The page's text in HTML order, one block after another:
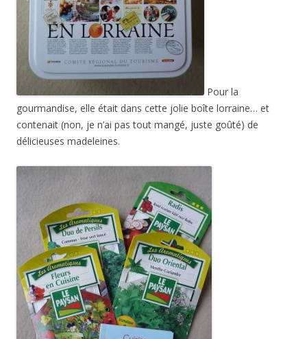
Pour la
gourmandise, elle était dans cette jolie boîte lorraine… et
contenait (non, je n’ai pas tout mangé, juste goûté) de
délicieuses madeleines.